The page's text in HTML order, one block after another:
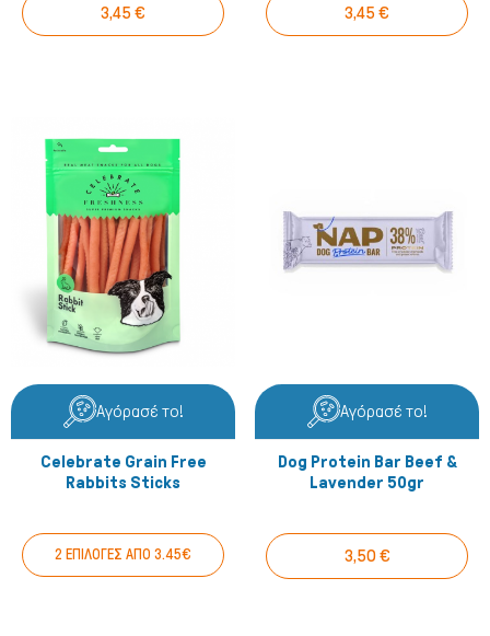
3,45 € 3,45 €
Αγόρασέ το!
Celebrate Grain Free
Rabbits Sticks
2 ΕΠΙΛΟΓΕΣ ΑΠΟ 3.45€
Αγόρασέ το!
Dog Protein Bar Beef &
Lavender 50gr
3,50 €